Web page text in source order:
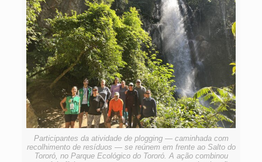
Participantes da atividade de plogging — caminhada com
recolhimento de resíduos — se reúnem em frente ao Salto do
Tororó, no Parque Ecológico do Tororó. A ação combinou